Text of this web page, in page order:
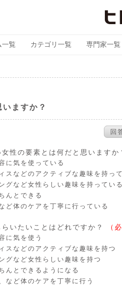
一覧 カテゴリ一覧 専門家一覧
ますか？
回
性の要素とは何だと思いますか
に気を使っている
スなどのアクティブな趣味を持っ
グなど女性らしい趣味を持っている
んとできる
ど体のケアを丁寧に行っている
いたいことはどれですか？ （
に気を使う
スなどのアクティブな趣味を持つ
グなど女性らしい趣味を持つ
んとできるようになる
など体のケアを丁寧に行う